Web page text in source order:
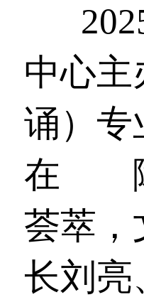
中心主
诵）专
在
荟萃，
长刘亮